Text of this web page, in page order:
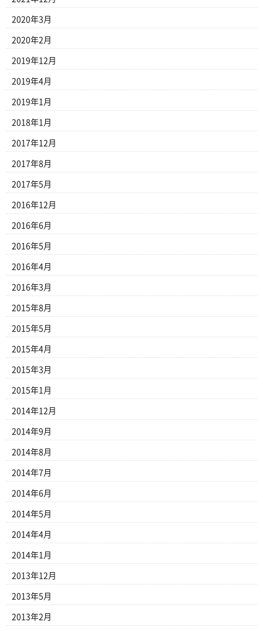
2020年3月
2020年2月
2019年12月
2019年4月
2019年1月
2018年1月
2017年12月
2017年8月
2017年5月
2016年12月
2016年6月
2016年5月
2016年4月
2016年3月
2015年8月
2015年5月
2015年4月
2015年3月
2015年1月
2014年12月
2014年9月
2014年8月
2014年7月
2014年6月
2014年5月
2014年4月
2014年1月
2013年12月
2013年5月
2013年2月